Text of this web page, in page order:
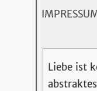
Liebe ist